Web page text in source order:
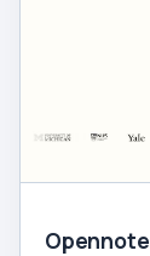
Opennote